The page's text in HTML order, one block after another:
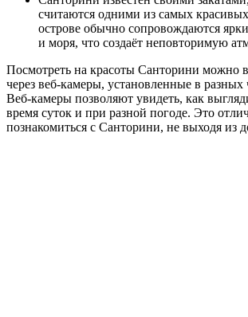
считаются одними из самых
острове обычно сопровождаются
и моря, что создаёт неповторимую
Посмотреть на красоты Санторини можно
через веб-камеры, установленные в разных
Веб-камеры позволяют увидеть, как
время суток и при разной погоде. Это
познакомиться с Санторини, не выходя из